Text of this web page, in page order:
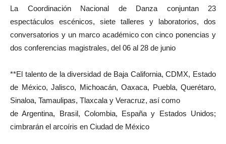
La Coordinación Nacional de Danza conjuntan 23
espectáculos escénicos, siete talleres y laboratorios, dos
conversatorios y un marco académico con cinco ponencias y
dos conferencias magistrales, del 06 al 28 de junio
**El talento de la diversidad de Baja California, CDMX, Estado
de México, Jalisco, Michoacán, Oaxaca, Puebla, Querétaro,
Sinaloa, Tamaulipas, Tlaxcala y Veracruz, así como
de Argentina, Brasil, Colombia, España y Estados Unidos;
cimbrarán el arcoíris en Ciudad de México